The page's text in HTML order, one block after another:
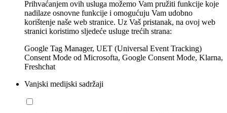
Prihvaćanjem ovih usluga možemo Vam pružiti funkcije koje
nadilaze osnovne funkcije i omogućuju Vam udobno
korištenje naše web stranice. Uz Vaš pristanak, na ovoj web
stranici koristimo sljedeće usluge trećih strana:
Google Tag Manager, UET (Universal Event Tracking)
Consent Mode od Microsofta, Google Consent Mode, Klarna,
Freshchat
Vanjski medijski sadržaji